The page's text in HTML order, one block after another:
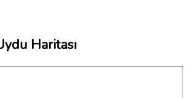
Haritası